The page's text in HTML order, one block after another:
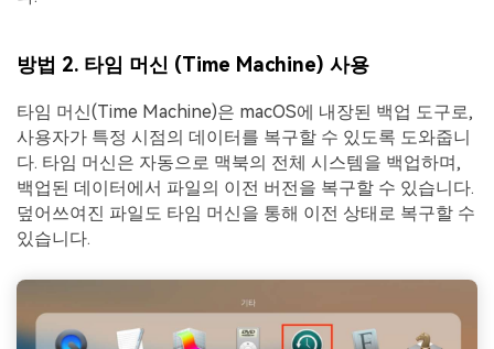
방법 2. 타임 머신 (Time Machine) 사용
타임 머신(Time Machine)은 macOS에 내장된 백업 도구로,
사용자가 특정 시점의 데이터를 복구할 수 있도록 도와줍니
다. 타임 머신은 자동으로 맥북의 전체 시스템을 백업하며,
백업된 데이터에서 파일의 이전 버전을 복구할 수 있습니다.
덮어쓰여진 파일도 타임 머신을 통해 이전 상태로 복구할 수
있습니다.